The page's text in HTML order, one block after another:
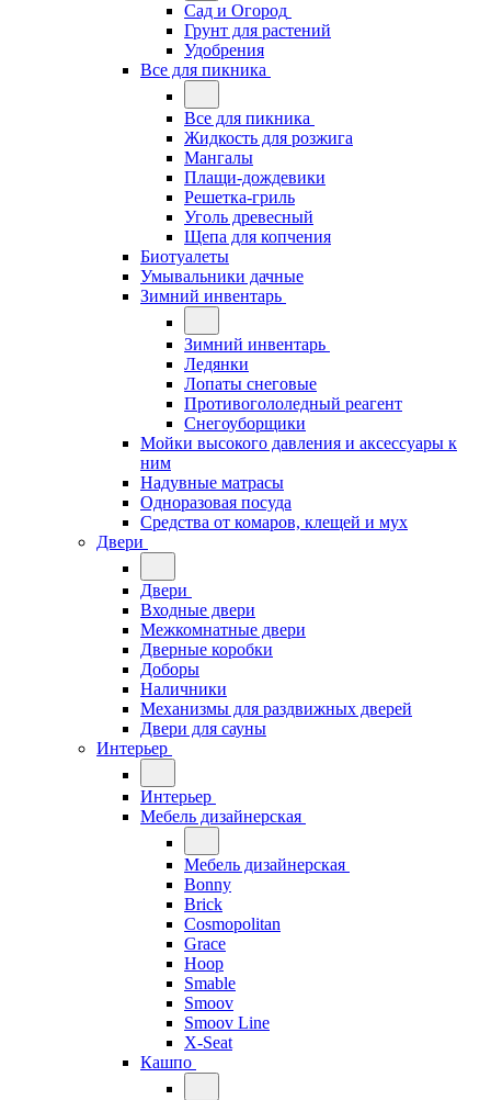
Сад и Огород
Грунт для растений
Удобрения
Все для пикника
Все для пикника
Жидкость для розжига
Мангалы
Плащи-дождевики
Решетка-гриль
Уголь древесный
Щепа для копчения
Биотуалеты
Умывальники дачные
Зимний инвентарь
Зимний инвентарь
Ледянки
Лопаты снеговые
Противогололедный реагент
Снегоуборщики
Мойки высокого давления и аксессуары к
ним
Надувные матрасы
Одноразовая посуда
Средства от комаров, клещей и мух
Двери
Двери
Входные двери
Межкомнатные двери
Дверные коробки
Доборы
Наличники
Механизмы для раздвижных дверей
Двери для сауны
Интерьер
Интерьер
Мебель дизайнерская
Мебель дизайнерская
Bonny
Brick
Cosmopolitan
Grace
Hoop
Smable
Smoov
Smoov Line
X-Seat
Кашпо